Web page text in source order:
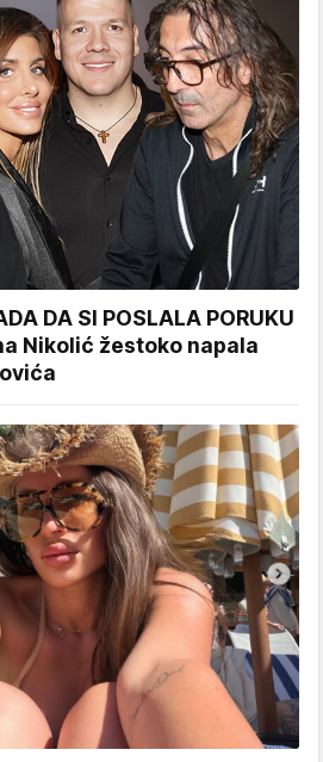
DA SI POSLALA PORUKU
Nikolić žestoko napala